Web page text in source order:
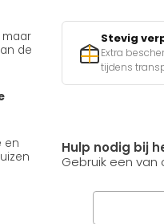
maar
de
en
Stevig
Extra
tijdens
Hulp nodig bij
Gebruik een van